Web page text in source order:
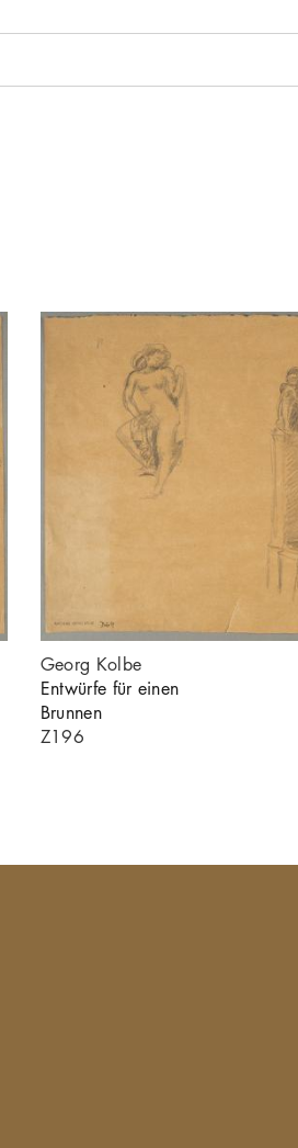
Georg Kolbe
Entwürfe für einen
Brunnen
Z196